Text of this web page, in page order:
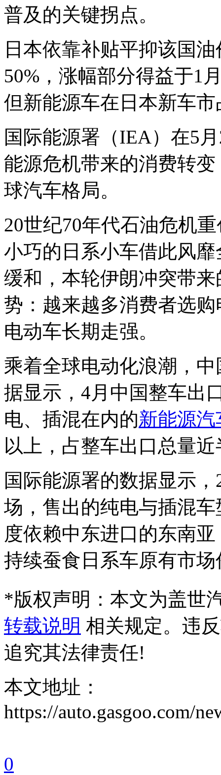
普及的关键拐点。
日本依靠补贴平抑该国
50%，涨幅部分得益于1
但新能源车在日本新车
国际能源署（IEA）在5
能源危机带来的消费转
球汽车格局。
20世纪70年代石油危机
小巧的日系小车借此风
缓和，本轮伊朗冲突带
势：越来越多消费者选
电动车长期走强。
乘着全球电动化浪潮，
据显示，4月中国整车出
电、插混在内的新能源汽
以上，占整车出口总量
国际能源署的数据显示
场，售出的纯电与插混
度依赖中东进口的东南
持续蚕食日系车原有市场
*版权声明：本文为盖世
转载说明 相关规定。违
追究其法律责任!
本文地址：
https://auto.gasgoo.com/
0